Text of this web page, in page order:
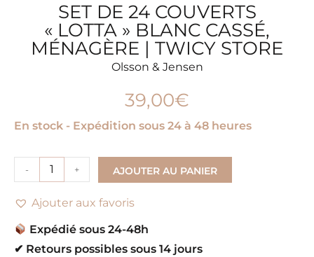
SET DE 24 COUVERTS
« LOTTA » BLANC CASSÉ,
MÉNAGÈRE | TWICY STORE
Olsson & Jensen
39,00€
En stock - Expédition sous 24 à 48 heures
- + AJOUTER AU PANIER
Ajouter aux favoris
Expédié sous 24-48h
✔ Retours possibles sous 14 jours